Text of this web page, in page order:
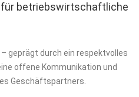
betriebswirtschaftliche
geprägt durch ein respektvolles
offene Kommunikation und
Geschäftspartners.